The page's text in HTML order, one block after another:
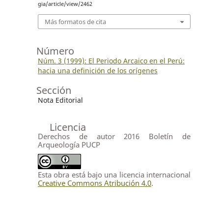
gia/article/view/2462
Más formatos de cita
Número
Núm. 3 (1999): El Periodo Arcaico en el Perú:
hacia una definición de los orígenes
Sección
Nota Editorial
Licencia
Derechos de autor 2016 Boletín de
Arqueología PUCP
Esta obra está bajo una licencia internacional
Creative Commons Atribución 4.0.